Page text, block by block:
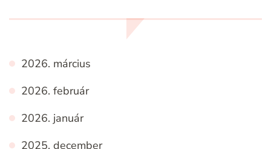
2026. március
2026. február
2026. január
2025. december